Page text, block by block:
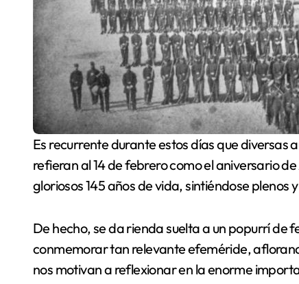
Es recurrente durante estos días que diversas autoridades, medios de comunicación y vecinos se
refieran al 14 de febrero como el aniversario
gloriosos 145 años de vida, sintiéndose
De hecho, se da rienda suelta a un popurrí de
conmemorar tan relevante efeméride,
nos motivan a reflexionar en la enorme